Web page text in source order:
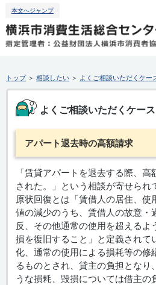
本文へジャンプ
トップ＞ 相談したい ＞ よくご相談いただくケー
よくご相談いただくケース
アパート退去時の高額請求
「賃貸アパートを退去する際、
された。」という相談が寄せられ
原状回復とは「賃借人の居住、使
値の減少のうち、賃借人の故意・
反、その他通常の使用を超えるよ
損を復旧すること」と定義されて
化、通常の使用による損耗等の修
るものとされ、貸主の負担となり
うな損耗、毀損については借主の